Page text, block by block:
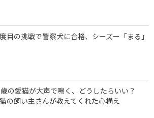
目の挑戦で警察犬に合格、シーズー「まる」
の愛猫が大声で鳴く、どうしたらいい？
の飼い主さんが教えてくれた心構え